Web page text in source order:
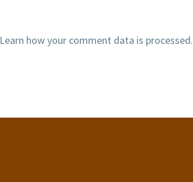
Learn how your comment data is processed.